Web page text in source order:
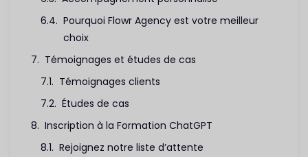
Pourquoi Flowr Agency est votre meilleur
choix
Témoignages et études de cas
Témoignages clients
Études de cas
Inscription à la Formation ChatGPT
Rejoignez notre liste d’attente